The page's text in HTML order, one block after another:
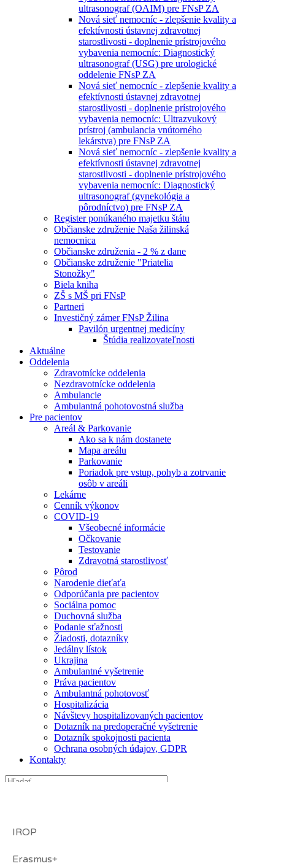
ultrasonograf (OAIM) pre FNsP ZA
Nová sieť nemocníc - zlepšenie kvality a
efektívnosti ústavnej zdravotnej
starostlivosti - doplnenie prístrojového
vybavenia nemocníc: Diagnostický
ultrasonograf (USG) pre urologické
oddelenie FNsP ZA
Nová sieť nemocníc - zlepšenie kvality a
efektívnosti ústavnej zdravotnej
starostlivosti - doplnenie prístrojového
vybavenia nemocníc: Ultrazvukový
prístroj (ambulancia vnútorného
lekárstva) pre FNsP ZA
Nová sieť nemocníc - zlepšenie kvality a
efektívnosti ústavnej zdravotnej
starostlivosti - doplnenie prístrojového
vybavenia nemocníc: Diagnostický
ultrasonograf (gynekológia a
pôrodníctvo) pre FNsP ZA
Register ponúkaného majetku štátu
Občianske združenie Naša žilinská
nemocnica
Občianske združenia - 2 % z dane
Občianske združenie "Priatelia
Stonožky"
Biela kniha
ZŠ s MŠ pri FNsP
Partneri
Investičný zámer FNsP Žilina
Pavilón urgentnej medicíny
Štúdia realizovateľnosti
Aktuálne
Oddelenia
Zdravotnícke oddelenia
Nezdravotnícke oddelenia
Ambulancie
Ambulantná pohotovostná služba
Pre pacientov
Areál & Parkovanie
Ako sa k nám dostanete
Mapa areálu
Parkovanie
Poriadok pre vstup, pohyb a zotrvanie
osôb v areáli
Lekárne
Cenník výkonov
COVID-19
Všeobecné informácie
Očkovanie
Testovanie
Zdravotná starostlivosť
Pôrod
Narodenie dieťaťa
Odporúčania pre pacientov
Sociálna pomoc
Duchovná služba
Podanie sťažnosti
Žiadosti, dotazníky
Jedálny lístok
Ukrajina
Ambulantné vyšetrenie
Práva pacientov
Ambulantná pohotovosť
Hospitalizácia
Návštevy hospitalizovaných pacientov
Dotazník na predoperačné vyšetrenie
Dotazník spokojnosti pacienta
Ochrana osobných údajov, GDPR
Kontakty
IROP
Erasmus+